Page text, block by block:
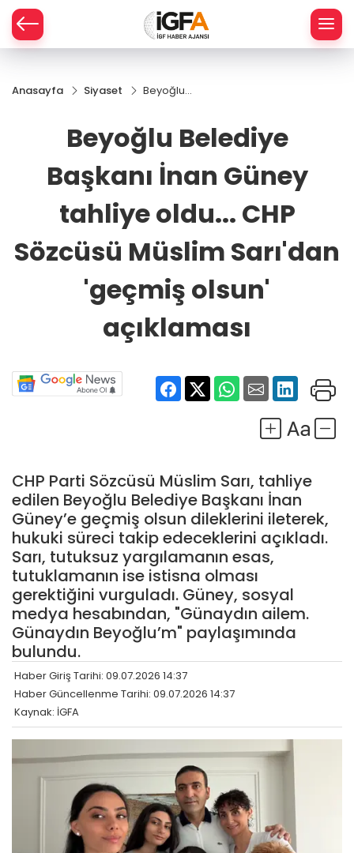
Anasayfa Siyaset
Beyoğlu
İnan
Güney
tahliye
oldu... CHP
Sözcüsü
Müslim
'geçmiş
olsun'
açıklaması
Beyoğlu Belediye
Başkanı İnan Güney
tahliye oldu... CHP
Sözcüsü Müslim Sarı'dan
'geçmiş olsun'
açıklaması
CHP Parti Sözcüsü Müslim Sarı, tahliye
edilen Beyoğlu Belediye Başkanı İnan
Güney’e geçmiş olsun dileklerini ileterek,
hukuki süreci takip edeceklerini açıkladı.
Sarı, tutuksuz yargılamanın esas,
tutuklamanın ise istisna olması
gerektiğini vurguladı. Güney, sosyal
medya hesabından, "Günaydın ailem.
Günaydın Beyoğlu’m" paylaşımında
bulundu.
Haber Giriş Tarihi: 09.07.2026 14:37
Haber Güncellenme Tarihi: 09.07.2026 14:37
Kaynak: İGFA